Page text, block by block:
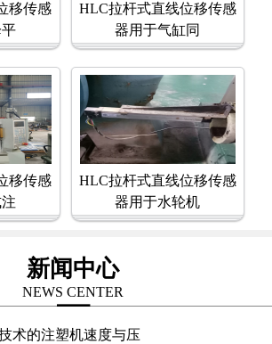
移传感
HLC拉杆式直线位移传感
器用于气缸同
移传感
HLC拉杆式直线位移传感
器用于水轮机
新闻中心
NEWS CENTER
术的注塑机速度与压